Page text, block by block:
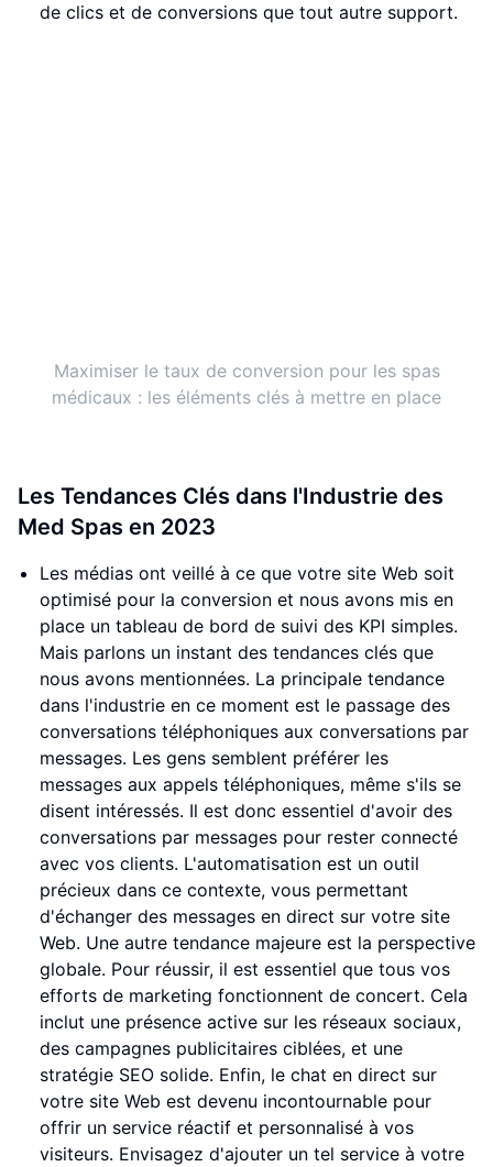
de clics et de conversions que tout autre support.
Maximiser le taux de conversion pour les spas
médicaux : les éléments clés à mettre en place
Les Tendances Clés dans l'Industrie des
Med Spas en 2023
Les médias ont veillé à ce que votre site Web soit
optimisé pour la conversion et nous avons mis en
place un tableau de bord de suivi des KPI simples.
Mais parlons un instant des tendances clés que
nous avons mentionnées. La principale tendance
dans l'industrie en ce moment est le passage des
conversations téléphoniques aux conversations par
messages. Les gens semblent préférer les
messages aux appels téléphoniques, même s'ils se
disent intéressés. Il est donc essentiel d'avoir des
conversations par messages pour rester connecté
avec vos clients. L'automatisation est un outil
précieux dans ce contexte, vous permettant
d'échanger des messages en direct sur votre site
Web. Une autre tendance majeure est la perspective
globale. Pour réussir, il est essentiel que tous vos
efforts de marketing fonctionnent de concert. Cela
inclut une présence active sur les réseaux sociaux,
des campagnes publicitaires ciblées, et une
stratégie SEO solide. Enfin, le chat en direct sur
votre site Web est devenu incontournable pour
offrir un service réactif et personnalisé à vos
visiteurs. Envisagez d'ajouter un tel service à votre